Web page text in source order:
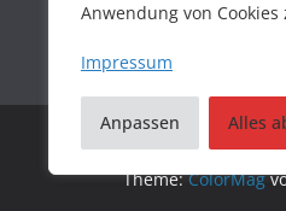
Anwendung von Cookies
Impressum
Anpassen Alles
Copyright © 2026
Theme:ColorMag